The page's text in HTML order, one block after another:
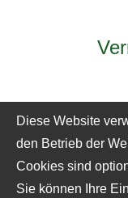
Diese Website
den Betrieb der
Cookies sind
Sie können Ihre